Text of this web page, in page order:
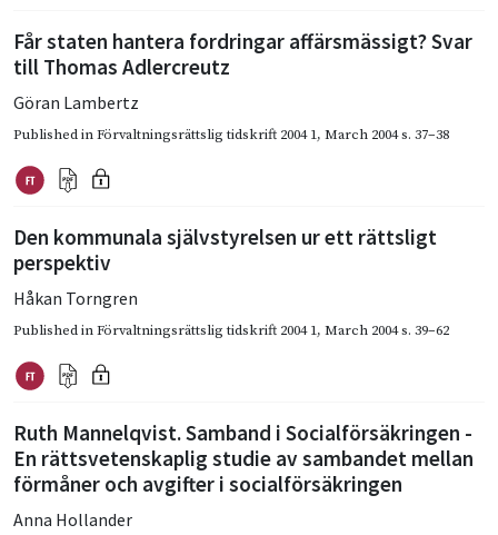
Får staten hantera fordringar affärsmässigt? Svar
till Thomas Adlercreutz
Göran Lambertz
Published inFörvaltningsrättslig tidskrift 2004 1, March 2004s. 37–38
Den kommunala självstyrelsen ur ett rättsligt
perspektiv
Håkan Torngren
Published inFörvaltningsrättslig tidskrift 2004 1, March 2004s. 39–62
Ruth Mannelqvist. Samband i Socialförsäkringen -
En rättsvetenskaplig studie av sambandet mellan
förmåner och avgifter i socialförsäkringen
Anna Hollander